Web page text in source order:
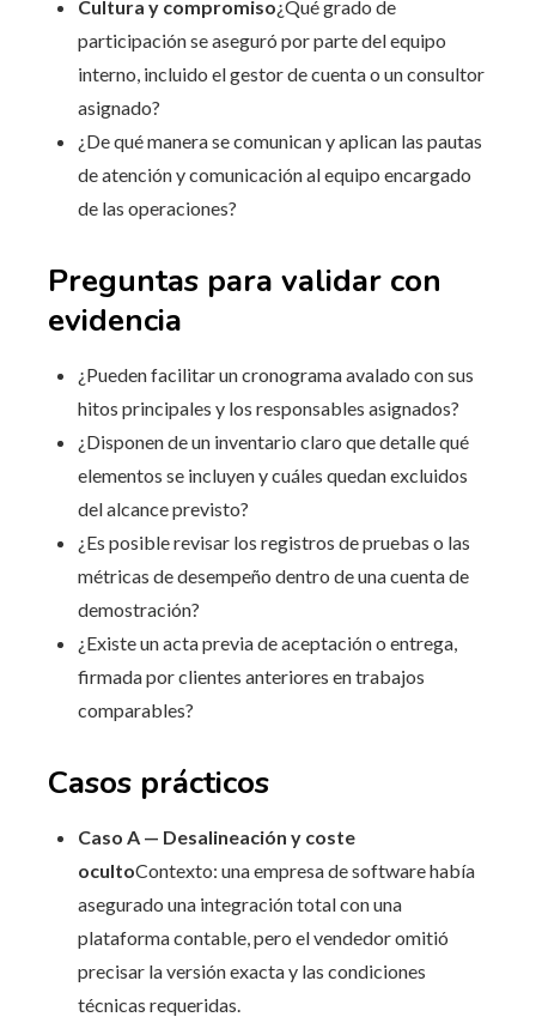
Cultura y compromiso¿Qué grado de
participación se aseguró por parte del equipo
interno, incluido el gestor de cuenta o un consultor
asignado?
¿De qué manera se comunican y aplican las pautas
de atención y comunicación al equipo encargado
de las operaciones?
Preguntas para validar con
evidencia
¿Pueden facilitar un cronograma avalado con sus
hitos principales y los responsables asignados?
¿Disponen de un inventario claro que detalle qué
elementos se incluyen y cuáles quedan excluidos
del alcance previsto?
¿Es posible revisar los registros de pruebas o las
métricas de desempeño dentro de una cuenta de
demostración?
¿Existe un acta previa de aceptación o entrega,
firmada por clientes anteriores en trabajos
comparables?
Casos prácticos
Caso A — Desalineación y coste
ocultoContexto: una empresa de software había
asegurado una integración total con una
plataforma contable, pero el vendedor omitió
precisar la versión exacta y las condiciones
técnicas requeridas.